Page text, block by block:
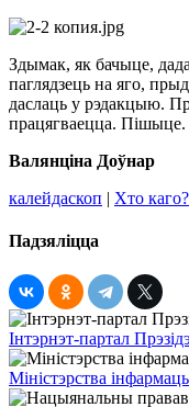
Здымак, як бачыце,
паглядзець на яго,
даслаць у рэдакцыю.
працягваецца. Пішыце.
Валянціна Доўнар
калейдаскоп | Хто каго?
Падзяліцца
Інтэрнэт-партал
Міністэрства